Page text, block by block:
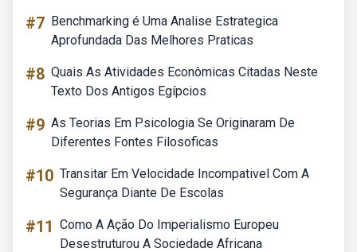
#7 Benchmarking é Uma Analise Estrategica
Aprofundada Das Melhores Praticas
#8 Quais As Atividades Econômicas Citadas Neste
Texto Dos Antigos Egípcios
#9 As Teorias Em Psicologia Se Originaram De
Diferentes Fontes Filosoficas
#10 Transitar Em Velocidade Incompativel Com A
Segurança Diante De Escolas
#11 Como A Ação Do Imperialismo Europeu
Desestruturou A Sociedade Africana